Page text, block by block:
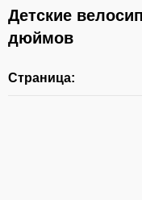
Детские
дюймов
Страница: